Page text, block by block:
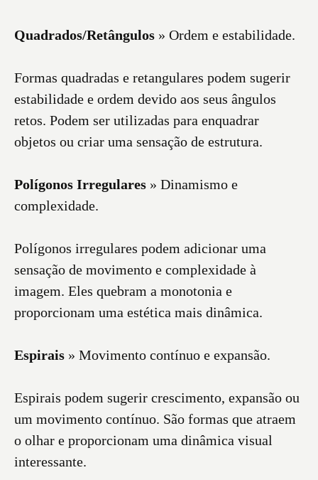
Quadrados/Retângulos » Ordem e estabilidade.
Formas quadradas e retangulares podem sugerir
estabilidade e ordem devido aos seus ângulos
retos. Podem ser utilizadas para enquadrar
objetos ou criar uma sensação de estrutura.
Polígonos Irregulares » Dinamismo e
complexidade.
Polígonos irregulares podem adicionar uma
sensação de movimento e complexidade à
imagem. Eles quebram a monotonia e
proporcionam uma estética mais dinâmica.
Espirais » Movimento contínuo e expansão.
Espirais podem sugerir crescimento, expansão ou
um movimento contínuo. São formas que atraem
o olhar e proporcionam uma dinâmica visual
interessante.